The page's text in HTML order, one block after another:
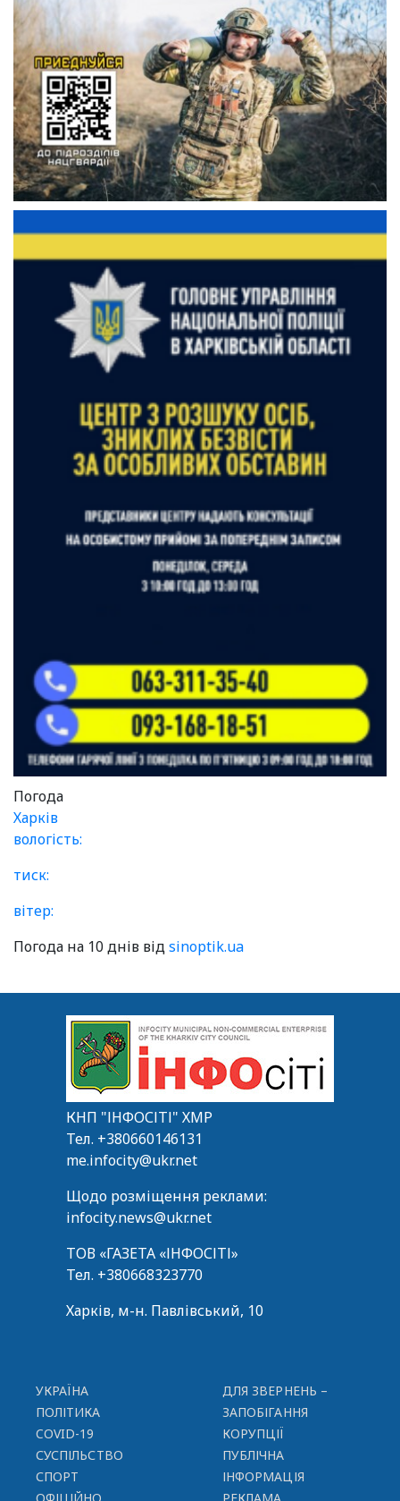
Погода
Харків
вологість:
тиск:
вітер:
Погода на 10 днів відsinoptik.ua
КНП "ІНФОСІТІ" ХМР
Тел. +380660146131
me.infocity@ukr.net
Щодо розміщення реклами:
infocity.news@ukr.net
ТОВ «ГАЗЕТА «ІНФОСІТІ»
Тел. +380668323770
Харків, м-н. Павлівський, 10
УКРАЇНА
ПОЛІТИКА
COVID-19
СУСПІЛЬСТВО
СПОРТ
ДЛЯ ЗВЕРНЕНЬ –
ЗАПОБІГАННЯ
КОРУПЦІЇ
ПУБЛІЧНА
ІНФОРМАЦІЯ